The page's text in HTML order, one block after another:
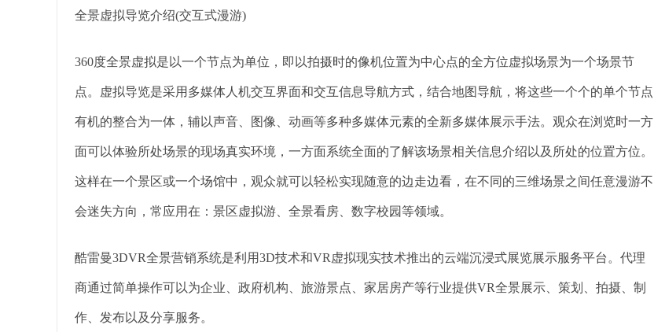
全景虚拟导览介绍(交互式漫游)
360度全景虚拟是以一个节点为单位，即以拍摄时的像机位置为中心点的全方位虚拟场景为一个场景节
点。虚拟导览是采用多媒体人机交互界面和交互信息导航方式，结合地图导航，将这些一个个的单个节点
有机的整合为一体，辅以声音、图像、动画等多种多媒体元素的全新多媒体展示手法。观众在浏览时一方
面可以体验所处场景的现场真实环境，一方面系统全面的了解该场景相关信息介绍以及所处的位置方位。
这样在一个景区或一个场馆中，观众就可以轻松实现随意的边走边看，在不同的三维场景之间任意漫游不
会迷失方向，常应用在：景区虚拟游、全景看房、数字校园等领域。
酷雷曼3DVR全景营销系统是利用3D技术和VR虚拟现实技术推出的云端沉浸式展览展示服务平台。代理
商通过简单操作可以为企业、政府机构、旅游景点、家居房产等行业提供VR全景展示、策划、拍摄、制
作、发布以及分享服务。